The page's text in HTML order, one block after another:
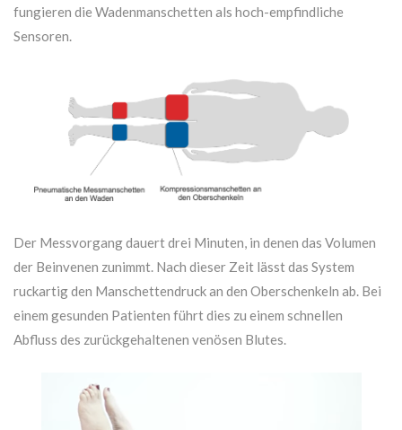
fungieren die Wadenmanschetten als hoch-empfindliche
Sensoren.
Der Messvorgang dauert drei Minuten, in denen das Volumen
der Beinvenen zunimmt. Nach dieser Zeit lässt das System
ruckartig den Manschettendruck an den Oberschenkeln ab. Bei
einem gesunden Patienten führt dies zu einem schnellen
Abfluss des zurückgehaltenen venösen Blutes.